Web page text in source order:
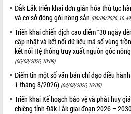
Trình diễn nghệ thuật chế biến các
món ăn từ sầu riêng
Đắk Lắk công bố Quy hoạch và xúc
tiến đầu tư tỉnh
Ngành cá ngừ Đắk Lắk chủ động thích
ứng để giữ vững thị trường xuất khẩu
Diễn đàn Kinh tế tư nhân Việt Nam đột
phá cơ chế - Hợp tác công tư
Đề án 06 tạo bước ngoặt đột phá trong
cải cách hành chính tỉnh Đắk Lắk
Đắk Lắk triển khai đơn giản hóa thủ tục
và cơ sở đóng gói nông sản (06/08/2026,
Triển khai chiến dịch cao điểm “30 ngày
cập nhật và kết nối dữ liệu mã số vùng
kết nối Hệ thống truy xuất nguồn gốc
(06/08/2026, 10:09)
Điểm tin một số văn bản chỉ đạo điều
1 tháng 8/2026) (04/08/2026, 16:05)
Triển khai Kế hoạch bảo vệ và phát huy
chiêng tỉnh Đắk Lắk giai đoạn 2026 –